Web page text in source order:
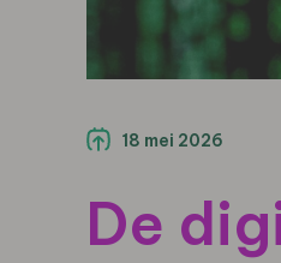
18 mei 2026
De